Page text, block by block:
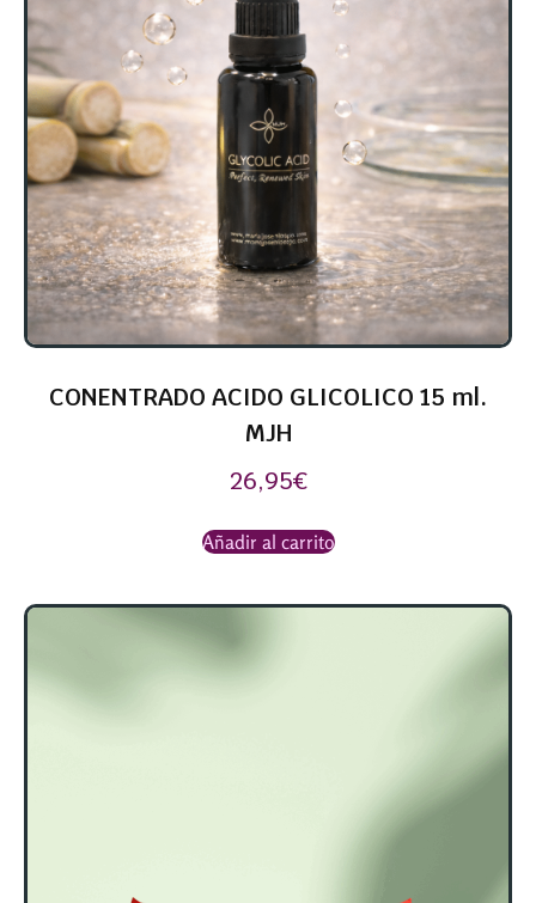
CONENTRADO ACIDO GLICOLICO 15 ml.
MJH
26,95€
Añadir al carrito